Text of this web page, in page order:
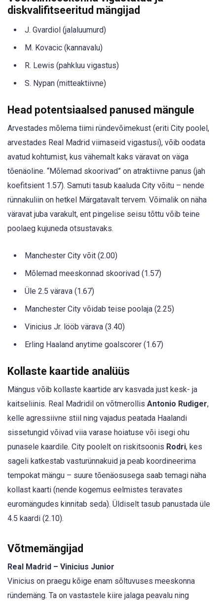
diskvalifitseeritud mängijad
J. Gvardiol (jalaluumurd)
M. Kovacic (kannavalu)
R. Lewis (pahkluu vigastus)
S. Nypan (mitteaktiivne)
Head potentsiaalsed panused mängule
Arvestades mõlema tiimi ründevõimekust (eriti City poolel,
arvestades Real Madrid viimaseid vigastusi), võib oodata
avatud kohtumist, kus vähemalt kaks väravat on väga
tõenäoline. “Mõlemad skoorivad” on atraktiivne panus (jah
koefitsient 1.57). Samuti tasub kaaluda City võitu – nende
rünnakuliin on hetkel Märgatavalt tervem. Võimalik on näha
väravat juba varakult, ent pingelise seisu tõttu võib teine
poolaeg kujuneda otsustavaks.
Manchester City võit (2.00)
Mõlemad meeskonnad skoorivad (1.57)
Üle 2.5 värava (1.67)
Manchester City võidab teise poolaja (2.25)
Vinicius Jr. lööb värava (3.40)
Erling Haaland anytime goalscorer (1.67)
Kollaste kaartide analüüs
Mängus võib kollaste kaartide arv kasvada just kesk- ja
kaitseliinis. Real Madridil on võtmerollis Antonio Rudiger,
kelle agressiivne stiil ning vajadus peatada Haalandi
sissetungid võivad viia varase hoiatuse või isegi ohu
punasele kaardile. City poolelt on riskitsoonis Rodri, kes
sageli katkestab vasturünnakuid ja peab koordineerima
tempokat mängu – suure tõenäosusega saab temagi näha
kollast kaarti (nende kogemus eelmistes teravates
euromängudes kinnitab seda). Üldiselt tasub panustada üle
4.5 kaardi (2.10).
Võtmemängijad
Real Madrid – Vinicius Junior
Vinicius on praegu kõige enam sõltuvuses meeskonna
ründemäng. Ta on vastastele kiire jalaga peavalu ning